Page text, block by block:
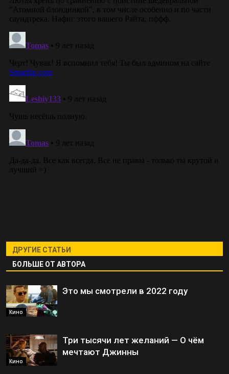
ДРУГИЕ СТАТЬИ
БОЛЬШЕ ОТ АВТОРА
Кино
Это мы смотрели в 2022 году
Кино
Три тысячи лет желаний — О чём
мечтают Джинны